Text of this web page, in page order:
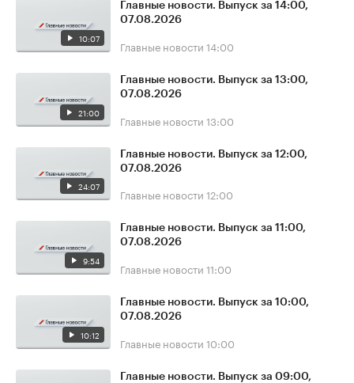
10:07
Главные новости. Выпуск за 14:00,
07.08.2026
Главные новости 14:00
21:00
Главные новости. Выпуск за 13:00,
07.08.2026
Главные новости 13:00
24:07
Главные новости. Выпуск за 12:00,
07.08.2026
Главные новости 12:00
9:54
Главные новости. Выпуск за 11:00,
07.08.2026
Главные новости 11:00
10:12
Главные новости. Выпуск за 10:00,
07.08.2026
Главные новости 10:00
Главные новости. Выпуск за 09:00,